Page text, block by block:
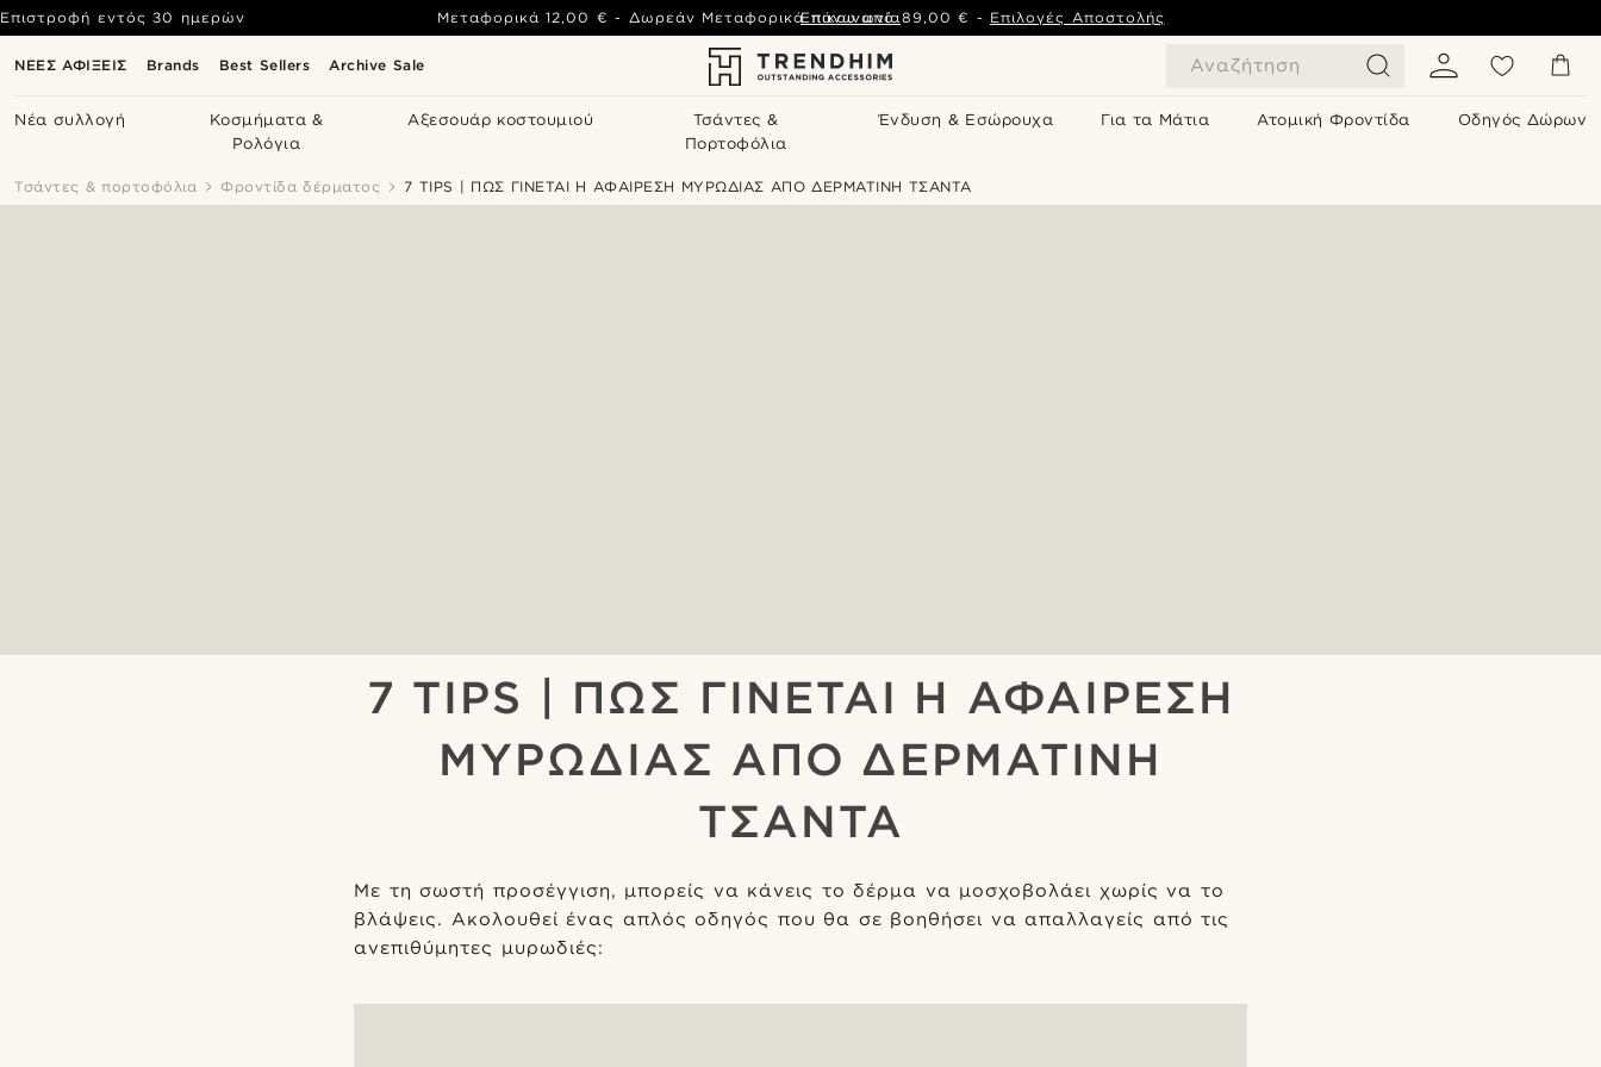
ΝΕΕΣ ΑΦΙΞΕΙΣ Brands Best Sellers Archive Sale Αναζήτηση
Νέα συλλογή
Κοσμήματα &
Ρολόγια
Αξεσουάρ κοστουμιού
Τσάντες &
Πορτοφόλια
Ένδυση & Εσώρουχα Για τα Μάτια Ατομική Φροντίδα Οδηγός Δώρων
Επιστροφή εντός 30 ημερών Μεταφορικά 12,00 € - Δωρεάν Μεταφορικά πάνω από89,00 € - Επιλογές Αποστολής
Επικοινωνία
Τσάντες & πορτοφόλια Φροντίδα δέρματος 7 TIPS | ΠΩΣ ΓΙΝΕΤΑΙ Η ΑΦΑΙΡΕΣΗ ΜΥΡΩΔΙΑΣ ΑΠΟ ΔΕΡΜΑΤΙΝΗ ΤΣΑΝΤΑ
7 TIPS | ΠΩΣ ΓΙΝΕΤΑΙ Η ΑΦΑΙΡΕΣΗ
ΜΥΡΩΔΙΑΣ ΑΠΟ ΔΕΡΜΑΤΙΝΗ
ΤΣΑΝΤΑ
Με τη σωστή προσέγγιση, μπορείς να κάνεις το δέρμα να μοσχοβολάει χωρίς να το
βλάψεις. Ακολουθεί ένας απλός οδηγός που θα σε βοηθήσει να απαλλαγείς από τις
ανεπιθύμητες μυρωδιές: